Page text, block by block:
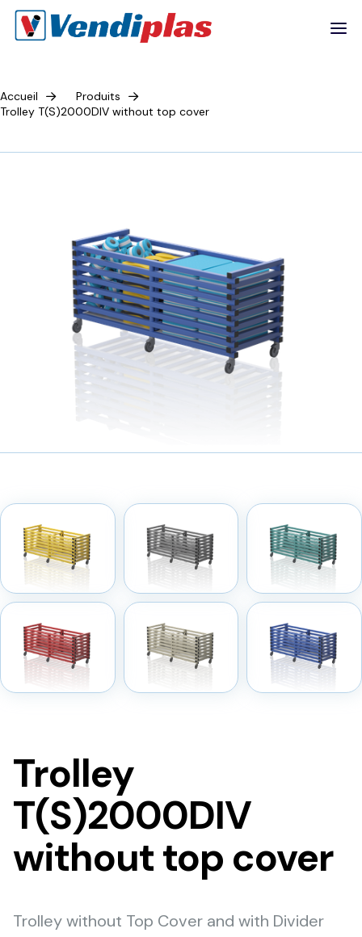
Accueil
Produits
Trolley T(S)2000DIV without top cover
Trolley
T(S)2000DIV
without top cover
Trolley without Top Cover and with Divider